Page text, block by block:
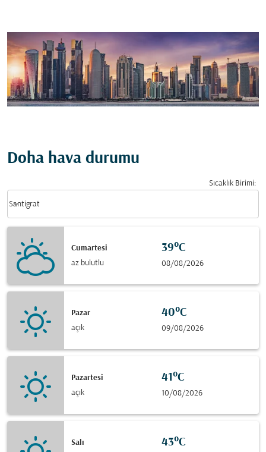
Doha hava durumu
Sıcaklık Birimi:
Santigrat
keyboard_arrow_down
Cumartesi
az bulutlu
39°C
08/08/2026
Pazar
açık
40°C
09/08/2026
Pazartesi
açık
41°C
10/08/2026
Salı
43°C